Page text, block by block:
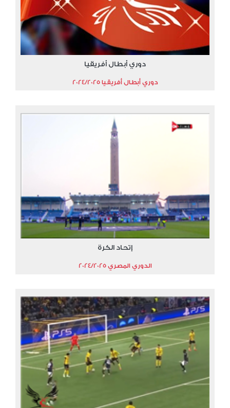
دوري أبطال أفريقيا
دوري أبطال أفريقيا 2024/2025
إتحاد الكرة
الدوري المصري 2024/2025